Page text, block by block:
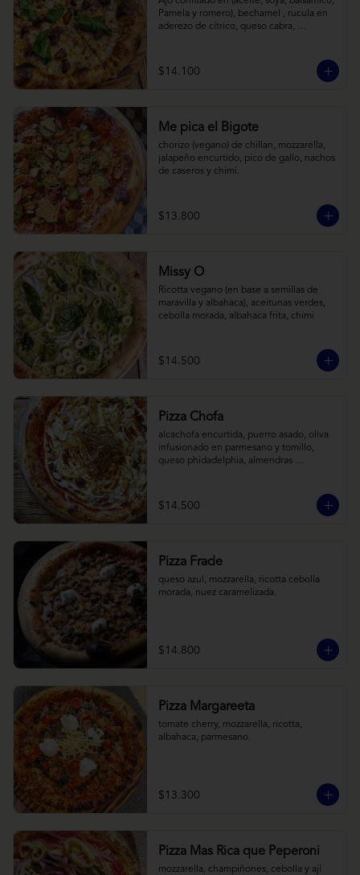
Pamela y romero), bechamel , rucula en
aderezo de cítrico, queso cabra,
$14.100
Me pica el Bigote
chorizo (vegano) de chillan, mozzarella,
jalapeño encurtido, pico de gallo, nachos
de caseros y chimi.
$13.800
Missy O
Ricotta vegano (en base a semillas de
maravilla y albahaca), aceitunas verdes,
cebolla morada, albahaca frita, chimi
$14.500
Pizza Chofa
alcachofa encurtida, puerro asado, oliva
infusionado en parmesano y tomillo,
queso phidadelphia, almendras
$14.500
Pizza Frade
queso azul, mozzarella, ricotta cebolla
morada, nuez caramelizada.
$14.800
Pizza Margareeta
tomate cherry, mozzarella, ricotta,
albahaca, parmesano.
$13.300
Pizza Mas Rica que Peperoni
mozzarella, champiñones, cebolla y ají